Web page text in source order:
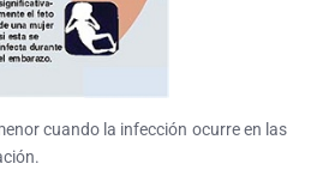
cuando la infección ocurre en las